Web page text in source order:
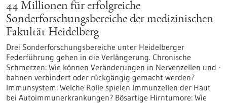
44 Millionen für erfolgreiche
Sonderforschungsbereiche der medizinischen
Fakultät Heidelberg
Drei Sonderforschungsbereiche unter Heidelberger
Federführung gehen in die Verlängerung. Chronische
Schmerzen: Wie können Veränderungen in Nervenzellen und -
bahnen verhindert oder rückgängig gemacht werden?
Immunsystem: Welche Rolle spielen Immunzellen der Haut
bei Autoimmunerkrankungen? Bösartige Hirntumore: Wie